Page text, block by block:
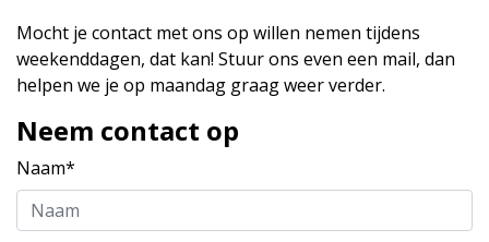
Mocht je contact met ons op willen nemen tijdens
weekenddagen, dat kan! Stuur ons even een mail, dan
helpen we je op maandag graag weer verder.
Neem contact op
Naam*